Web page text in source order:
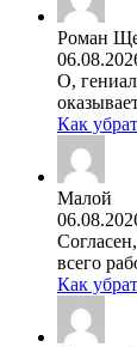
Роман
О,
Как
Малой
всего
Как